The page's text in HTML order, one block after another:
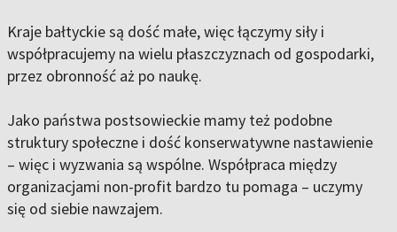
Kraje bałtyckie są dość małe, więc łączymy siły i
współpracujemy na wielu płaszczyznach od gospodarki,
przez obronność aż po naukę.
Jako państwa postsowieckie mamy też podobne
struktury społeczne i dość konserwatywne nastawienie
– więc i wyzwania są wspólne. Współpraca między
organizacjami non-profit bardzo tu pomaga – uczymy
się od siebie nawzajem.